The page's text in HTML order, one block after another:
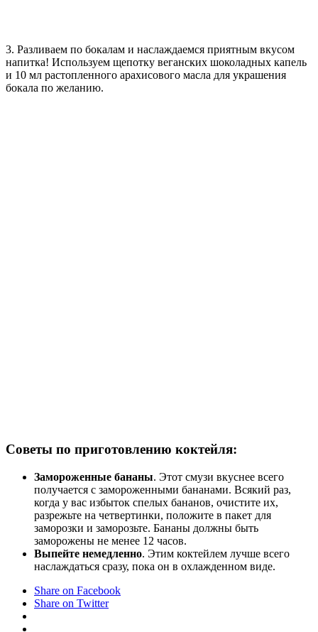
3. Разливаем по бокалам и наслаждаемся приятным вкусом
напитка! Используем щепотку веганских шоколадных капель
и 10 мл растопленного арахисового масла для украшения
бокала по желанию.
Советы по приготовлению коктейля:
Замороженные бананы. Этот смузи вкуснее всего
получается с замороженными бананами. Всякий раз,
когда у вас избыток спелых бананов, очистите их,
разрежьте на четвертинки, положите в пакет для
заморозки и заморозьте. Бананы должны быть
заморожены не менее 12 часов.
Выпейте немедленно. Этим коктейлем лучше всего
наслаждаться сразу, пока он в охлажденном виде.
Share on Facebook
Share on Twitter